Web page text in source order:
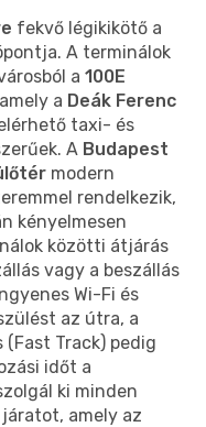
fekvő légikikötő a
A terminálok
a 100E
a Deák Ferenc
taxi- és
A Budapest
modern
rendelkezik,
kényelmesen
közötti átjárás
vagy a beszállás
Wi-Fi és
az útra, a
Track) pedig
időt a
ki minden
amely az